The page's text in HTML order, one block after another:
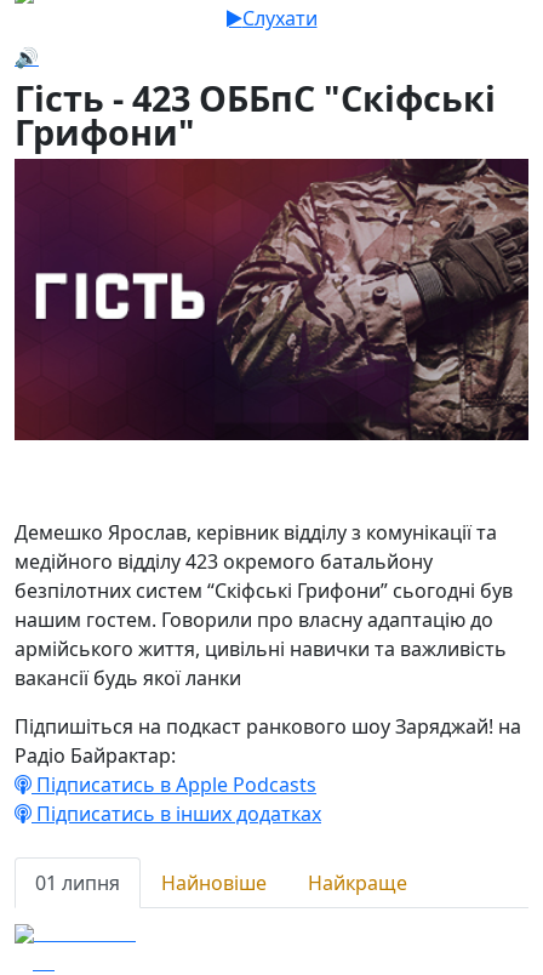
Слухати
🔊
Гість - 423 ОББпС "Скіфські
Грифони"
Демешко Ярослав, керівник відділу з комунікації та
медійного відділу 423 окремого батальйону
безпілотних систем “Скіфські Грифони” сьогодні був
нашим гостем. Говорили про власну адаптацію до
армійського життя, цивільні навички та важливість
вакансії будь якої ланки
Підпишіться на подкаст ранкового шоу Заряджай! на
Радіо Байрактар:
Підписатись в Apple Podcasts
Підписатись в інших додатках
01 липня Найновіше
Найкраще